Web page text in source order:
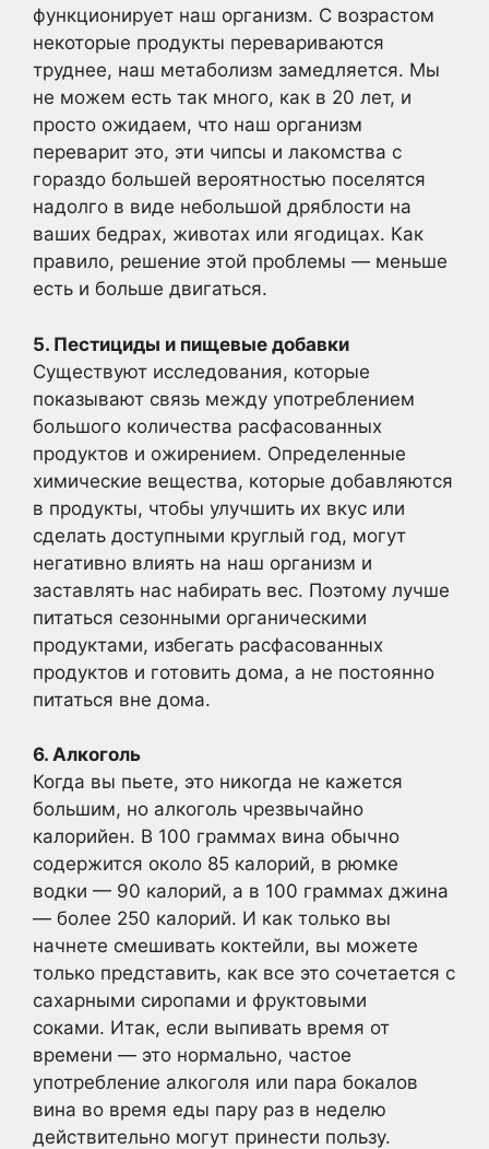
функционирует наш организм. С возрастом
некоторые продукты перевариваются
труднее, наш метаболизм замедляется. Мы
не можем есть так много, как в 20 лет, и
просто ожидаем, что наш организм
переварит это, эти чипсы и лакомства с
гораздо большей вероятностью поселятся
надолго в виде небольшой дряблости на
ваших бедрах, животах или ягодицах. Как
правило, решение этой проблемы — меньше
есть и больше двигаться.
5. Пестициды и пищевые добавки
Существуют исследования, которые
показывают связь между употреблением
большого количества расфасованных
продуктов и ожирением. Определенные
химические вещества, которые добавляются
в продукты, чтобы улучшить их вкус или
сделать доступными круглый год, могут
негативно влиять на наш организм и
заставлять нас набирать вес. Поэтому лучше
питаться сезонными органическими
продуктами, избегать расфасованных
продуктов и готовить дома, а не постоянно
питаться вне дома.
6. Алкоголь
Когда вы пьете, это никогда не кажется
большим, но алкоголь чрезвычайно
калорийен. В 100 граммах вина обычно
содержится около 85 калорий, в рюмке
водки — 90 калорий, а в 100 граммах джина
— более 250 калорий. И как только вы
начнете смешивать коктейли, вы можете
только представить, как все это сочетается с
сахарными сиропами и фруктовыми
соками. Итак, если выпивать время от
времени — это нормально, частое
употребление алкоголя или пара бокалов
вина во время еды пару раз в неделю
действительно могут принести пользу.